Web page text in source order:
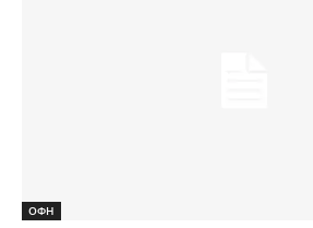
ΟΦΗ